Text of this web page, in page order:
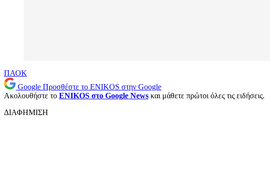
ΠΑΟΚ
Google Προσθέστε το ENIKOS στην Google
Ακολουθήστε το ENIKOS στο Google News και μάθετε πρώτοι όλες τις ειδήσεις.
ΔΙΑΦΗΜΙΣΗ